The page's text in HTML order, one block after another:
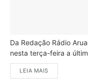
Da Redação Rádio
nesta terça-feira a
LEIA MAIS